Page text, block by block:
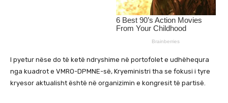
I pyetur nëse do të ketë ndryshime në portofolet e udhëhequra
nga kuadrot e VMRO-DPMNE-së, Kryeministri tha se fokusi i tyre
kryesor aktualisht është në organizimin e kongresit të partisë.